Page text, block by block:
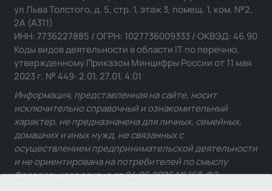
ул Льва Толстого, д. 5, стр. 1, этаж 3, помещ. 1, ком. №2,
2А (А311)
ИНН: 7736227885 / ОГРН: 1027736009333 / ОКВЭД: 46.90
Коды видов деятельности в области IT по перечню,
утвержденному Приказом Минцифры России от 11 мая
2023 г. № 449: 2.01, 27.01, 4.01
Информация, представленная на сайте, носит
исключительно справочный и ознакомительный
характер, не предназначена для личных, семейных,
домашних и иных нужд, не связанных с
осуществлением предпринимательской деятельности
и не ориентирована на потребителей по смыслу
Федерального закона от 24.06.2025 № 168-ФЗ.